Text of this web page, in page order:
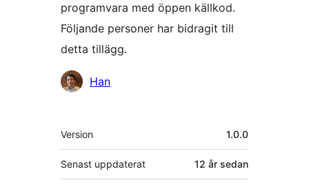
programvara med öppen källkod.
Följande personer har bidragit till
detta tillägg.
Bidragande
Han
Meta
Version 1.0.0
Senast uppdaterat 12 år sedan